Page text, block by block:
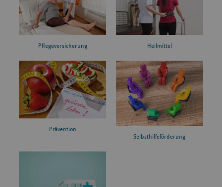
Pflegeversicherung Heilmittel
Prävention
Selbsthilfeförderung